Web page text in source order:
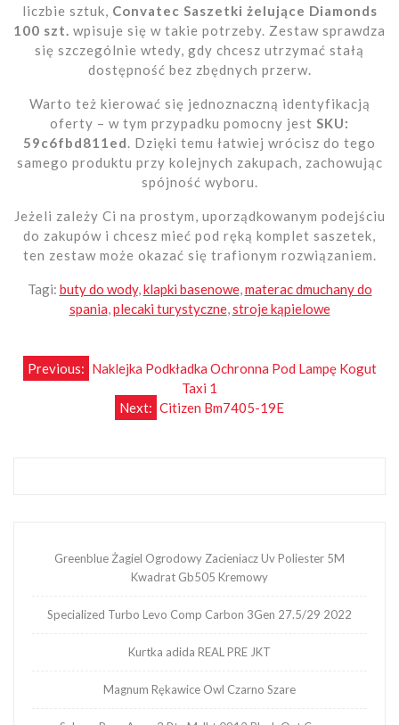
liczbie sztuk, Convatec Saszetki żelujące Diamonds
100 szt. wpisuje się w takie potrzeby. Zestaw sprawdza
się szczególnie wtedy, gdy chcesz utrzymać stałą
dostępność bez zbędnych przerw.
Warto też kierować się jednoznaczną identyfikacją
oferty – w tym przypadku pomocny jest SKU:
59c6fbd811ed. Dzięki temu łatwiej wrócisz do tego
samego produktu przy kolejnych zakupach, zachowując
spójność wyboru.
Jeżeli zależy Ci na prostym, uporządkowanym podejściu
do zakupów i chcesz mieć pod ręką komplet saszetek,
ten zestaw może okazać się trafionym rozwiązaniem.
Tagi: buty do wody,klapki basenowe,materac dmuchany do
spania,plecaki turystyczne,stroje kąpielowe
Nawigacja
Previous: Naklejka Podkładka Ochronna Pod Lampę Kogut
Taxi 1
Next: Citizen Bm7405-19E
Greenblue Żagiel Ogrodowy Zacieniacz Uv Poliester 5M
Kwadrat Gb505 Kremowy
Specialized Turbo Levo Comp Carbon 3Gen 27.5/29 2022
Kurtka adida REAL PRE JKT
Magnum Rękawice Owl Czarno Szare